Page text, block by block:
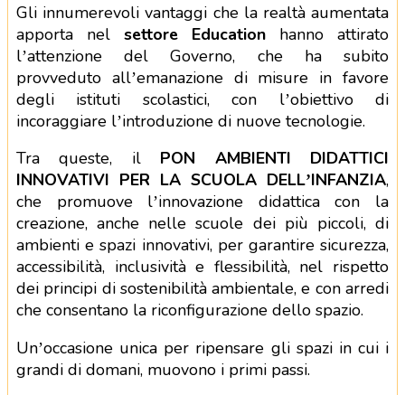
Gli innumerevoli vantaggi che la realtà aumentata
apporta nel settore Education hanno attirato
l’attenzione del Governo, che ha subito
provveduto all’emanazione di misure in favore
degli istituti scolastici, con l’obiettivo di
incoraggiare l’introduzione di nuove tecnologie.
Tra queste, il PON AMBIENTI DIDATTICI
INNOVATIVI PER LA SCUOLA DELL’INFANZIA,
che promuove l’innovazione didattica con la
creazione, anche nelle scuole dei più piccoli, di
ambienti e spazi innovativi, per garantire sicurezza,
accessibilità, inclusività e flessibilità, nel rispetto
dei principi di sostenibilità ambientale, e con arredi
che consentano la riconfigurazione dello spazio.
Un’occasione unica per ripensare gli spazi in cui i
grandi di domani, muovono i primi passi.